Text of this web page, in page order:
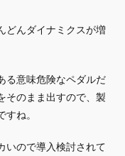
どんダイナミクスが増
る意味危険なペダルだ
そのまま出すので、製
ね。
いので導入検討されて